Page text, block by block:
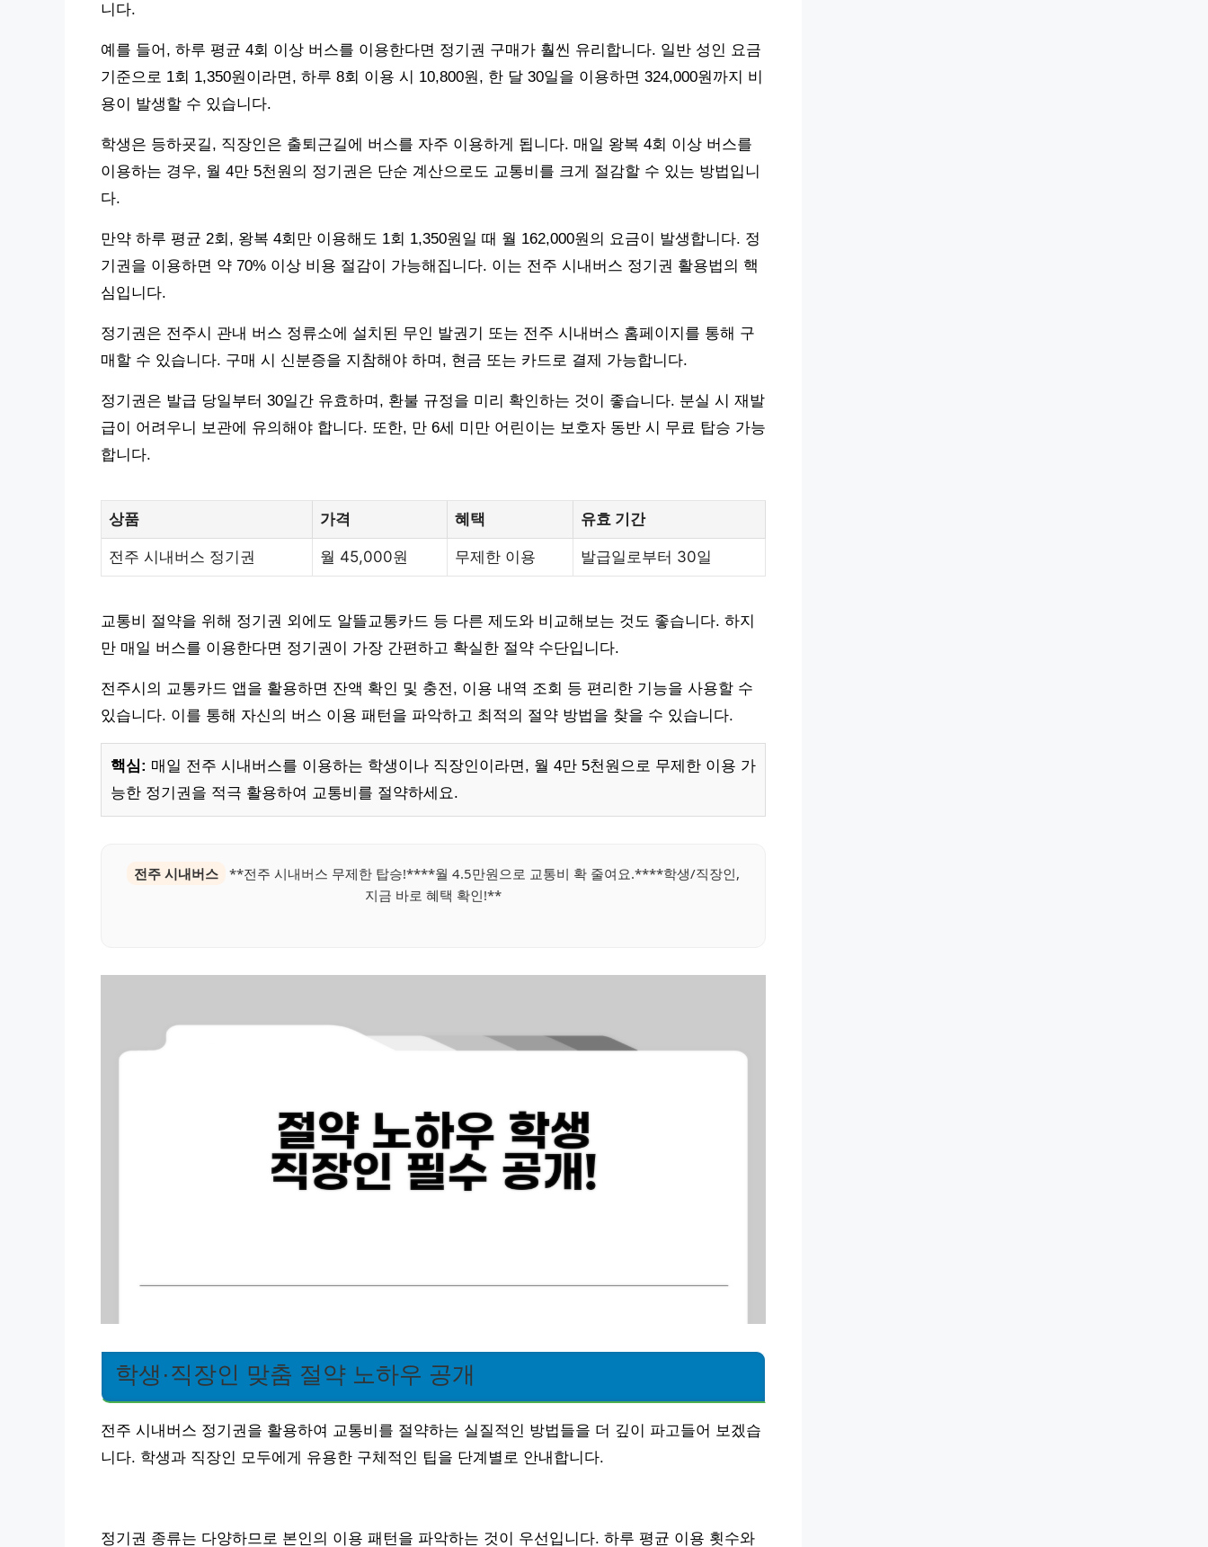
니다.
예를 들어, 하루 평균 4회 이상 버스를 이용한다면 정기권 구매가 훨씬 유리합니다. 일반 성인 요금
기준으로 1회 1,350원이라면, 하루 8회 이용 시 10,800원, 한 달 30일을 이용하면 324,000원까지 비
용이 발생할 수 있습니다.
학생은 등하굣길, 직장인은 출퇴근길에 버스를 자주 이용하게 됩니다. 매일 왕복 4회 이상 버스를
이용하는 경우, 월 4만 5천원의 정기권은 단순 계산으로도 교통비를 크게 절감할 수 있는 방법입니
다.
만약 하루 평균 2회, 왕복 4회만 이용해도 1회 1,350원일 때 월 162,000원의 요금이 발생합니다. 정
기권을 이용하면 약 70% 이상 비용 절감이 가능해집니다. 이는 전주 시내버스 정기권 활용법의 핵
심입니다.
정기권은 전주시 관내 버스 정류소에 설치된 무인 발권기 또는 전주 시내버스 홈페이지를 통해 구
매할 수 있습니다. 구매 시 신분증을 지참해야 하며, 현금 또는 카드로 결제 가능합니다.
정기권은 발급 당일부터 30일간 유효하며, 환불 규정을 미리 확인하는 것이 좋습니다. 분실 시 재발
급이 어려우니 보관에 유의해야 합니다. 또한, 만 6세 미만 어린이는 보호자 동반 시 무료 탑승 가능
합니다.
상품 가격 혜택 유효 기간
전주 시내버스 정기권 월 45,000원 무제한 이용 발급일로부터 30일
교통비 절약을 위해 정기권 외에도 알뜰교통카드 등 다른 제도와 비교해보는 것도 좋습니다. 하지
만 매일 버스를 이용한다면 정기권이 가장 간편하고 확실한 절약 수단입니다.
전주시의 교통카드 앱을 활용하면 잔액 확인 및 충전, 이용 내역 조회 등 편리한 기능을 사용할 수
있습니다. 이를 통해 자신의 버스 이용 패턴을 파악하고 최적의 절약 방법을 찾을 수 있습니다.
핵심: 매일 전주 시내버스를 이용하는 학생이나 직장인이라면, 월 4만 5천원으로 무제한 이용 가
능한 정기권을 적극 활용하여 교통비를 절약하세요.
전주 시내버스 **전주 시내버스 무제한 탑승!****월 4.5만원으로 교통비 확 줄여요.****학생/직장인,
지금 바로 혜택 확인!**
학생·직장인 맞춤 절약 노하우 공개
전주 시내버스 정기권을 활용하여 교통비를 절약하는 실질적인 방법들을 더 깊이 파고들어 보겠습
니다. 학생과 직장인 모두에게 유용한 구체적인 팁을 단계별로 안내합니다.
정기권 종류는 다양하므로 본인의 이용 패턴을 파악하는 것이 우선입니다. 하루 평균 이용 횟수와